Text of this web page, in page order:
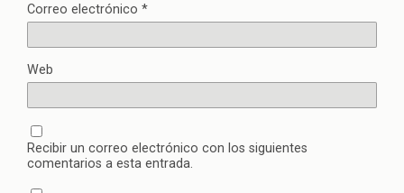
Correo electrónico *
Web
Recibir un correo electrónico con los siguientes
comentarios a esta entrada.